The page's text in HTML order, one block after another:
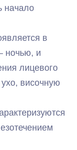
начало
в
ночью, и
лицевого
височную